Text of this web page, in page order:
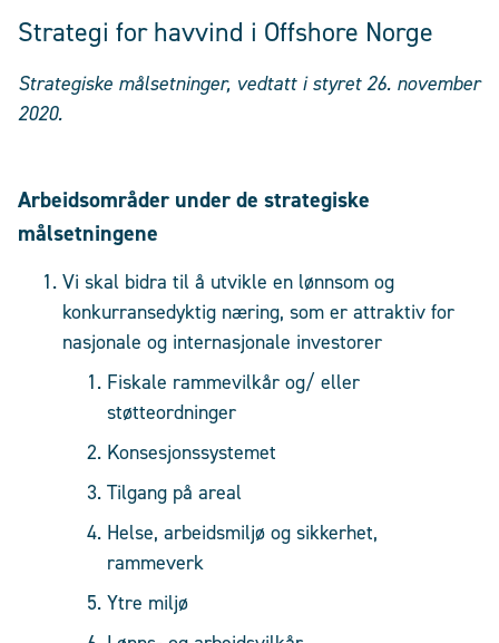
Strategi for havvind i Offshore Norge
Strategiske målsetninger, vedtatt i styret 26. november
2020.
Arbeidsområder under de strategiske
målsetningene
Vi skal bidra til å utvikle en lønnsom og
konkurransedyktig næring, som er attraktiv for
nasjonale og internasjonale investorer
Fiskale rammevilkår og/ eller
støtteordninger
Konsesjonssystemet
Tilgang på areal
Helse, arbeidsmiljø og sikkerhet,
rammeverk
Ytre miljø